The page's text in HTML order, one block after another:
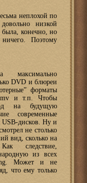
неплохой по
низкой
конечно, но
Поэтому
DVD и блюреи
форматы
и т.п. Чтобы
на будущую
современные
дисков. Ну и
не столько
вид, сколько на
следствие,
из всех
Может и не
что ему только